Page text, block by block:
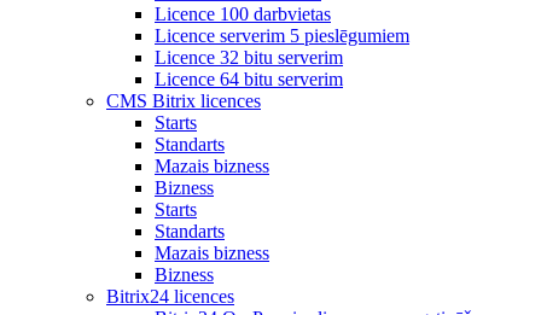
Licence 100 darbvietas
Licence serverim 5 pieslēgumiem
Licence 32 bitu serverim
Licence 64 bitu serverim
CMS Bitrix licences
Starts
Standarts
Mazais bizness
Bizness
Starts
Standarts
Mazais bizness
Bizness
Bitrix24 licences